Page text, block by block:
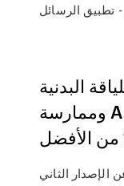
تطبيق الرسائل
البدنية
وممارسة Apple Watch التي يمكنك
أبل في 11 يونيو 2015 ، عن الإصدار الثاني